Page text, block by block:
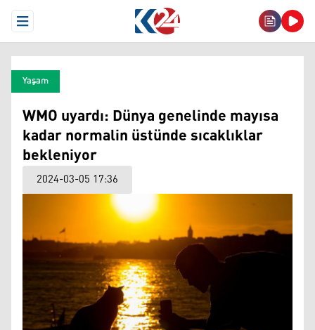
Open Menu
Yaşam
WMO uyardı: Dünya genelinde mayısa
kadar normalin üstünde sıcaklıklar
bekleniyor
2024-03-05 17:36